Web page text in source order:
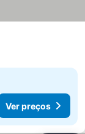
Ver preços